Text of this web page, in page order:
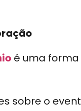
é uma
sobre o